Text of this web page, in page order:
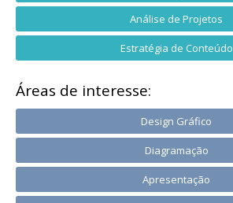
Análise de Projetos
Estratégia de Conteúdo
Áreas de interesse:
Design Gráfico
Diagramação
Apresentação